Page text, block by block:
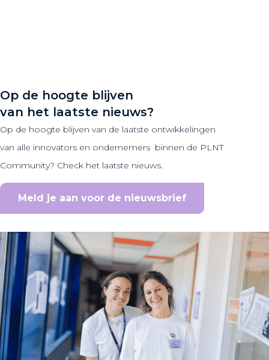
Op de hoogte blijven
van het laatste nieuws?
Op de hoogte blijven van de laatste ontwikkelingen
van alle innovators en ondernemers binnen de PLNT
Community? Check het laatste nieuws.
Meld je aan voor de nieuwsbrief